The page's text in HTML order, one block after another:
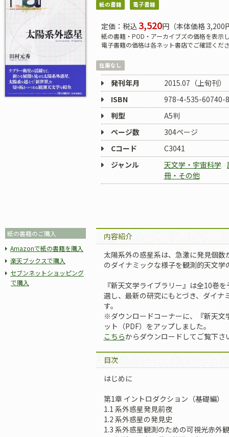
紙の書籍 電子書籍
定価：税込 3,520円（本体価格 3,200
紙の書籍・POD・アーカイブズの価格を表示
電子書籍の価格は各ネット書店でご確認くだ
在庫なし
発刊年月
2015.07（上旬刊）
ISBN
978-4-535-60740-8
判型
A5判
ページ数
304ページ
Cコード
C3041
ジャンル
天文学・宇宙科学
冊・その他
紙の書籍のご購入
Amazonで紙の書籍を購入
楽天ブックスで購入
セブンネットショッピング
で購入
内容紹介
太陽系外の惑星系は、急激に発見個
のダイナミックな様子を観測的天文学
『新天文学ライブラリー』は全10巻
選し、最新の研究にもとづき、ダイ
す。
※ダウンロードコーナーに、『新天文
ット（PDF）をアップしました。
こちらからダウンロードしてご覧下さ
目次
はじめに
第1章 イントロダクション（基礎編）
1.1 系外惑星発見前夜
1.2 系外惑星の発見史
1.3 系外惑星観測のための可視光赤外